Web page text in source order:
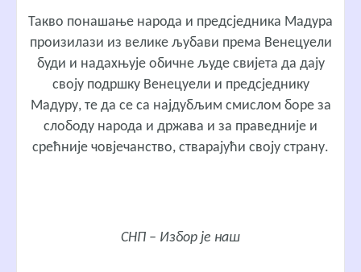
Такво понашање народа и предсједника Мадура
произилази из велике љубави према Венецуели
буди и надахњује обичне људе свијета да дају
своју подршку Венецуели и предсједнику
Мадуру, те да се са најдубљим смислом боре за
слободу народа и држава и за праведније и
срећније човјечанство, стварајући своју страну.
СНП – Избор је наш